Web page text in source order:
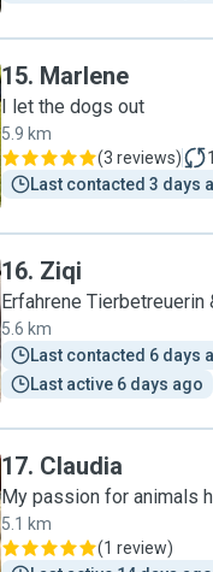
15. Marlene
I let the dogs out
5.9 km
(3 reviews) 1
Last contacted 3 days
16. Ziqi
Erfahrene Tierbetreuerin
5.6 km
Last contacted 6 days
Last active 6 days ago
17. Claudia
My passion for animals
5.1 km
(1 review)